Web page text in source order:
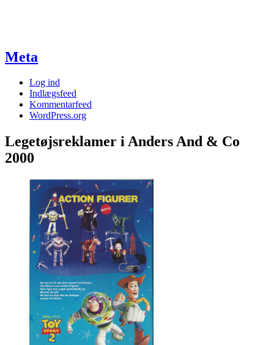
Meta
Log ind
Indlægsfeed
Kommentarfeed
WordPress.org
Legetøjsreklamer i Anders And & Co
2000